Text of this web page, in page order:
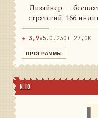
Дизайнер —
стратегий: 166
площадкам из
мышью из блоков, а
★ 3,9v5.0.230 ⬇ 27,0K
ПРОГРАММЫ
N 10